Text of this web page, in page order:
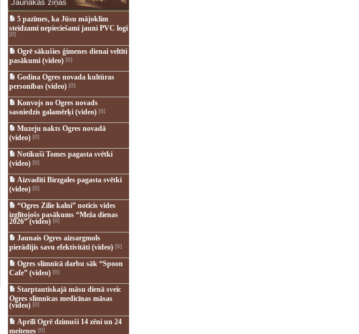
Jaunākās ziņas
5 pazīmes, ka Jūsu mājoklim
steidzami nepieciešami jauni PVC logi
[0]
Ogrē sākušies ģimenes dienai veltīti
pasākumi (video)[0]
Godina Ogres novada kultūras
personības (video)[0]
Konvojs no Ogres novads
sasniedzis galamērķi (video)[0]
Muzeju nakts Ogres novadā
(video)[0]
Notikuši Tomes pagasta svētki
(video)[0]
Aizvadīti Birzgales pagasta svētki
(video)[0]
“Ogres Zilie kalni” noticis vides
izglītojošs pasākums “Meža dienas
2026” (video)[0]
Jaunais Ogres aizsargmols
pierādījis savu efektivitāti (video)[0]
Ogres slimnīcā darbu sāk “Spoon
Cafe” (video)[0]
Starptautiskajā māsu dienā sveic
Ogres slimnīcas medicīnas māsas
(video)[0]
Aprīlī Ogrē dzimuši 14 zēni un 24
meitenes [0]